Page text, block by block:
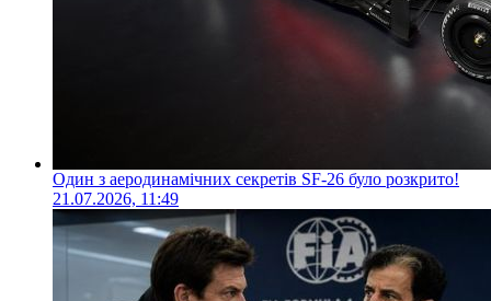
Один з аеродинамічних секретів SF-26 було розкрито!
21.07.2026, 11:49